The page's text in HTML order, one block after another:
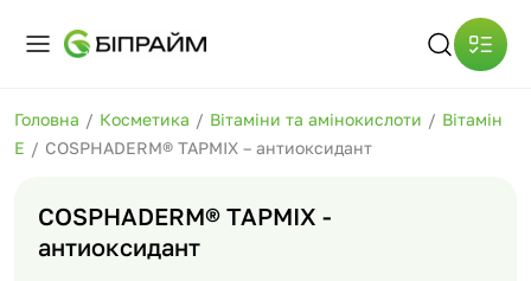
Головна / Косметика / Вітаміни та амінокислоти / Вітамін
Е / COSPHADERM® TAPMIX – антиоксидант
COSPHADERM® TAPMIX -
антиоксидант